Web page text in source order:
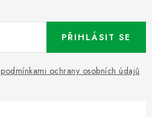
podmínkami ochrany osobních údajů
PŘIHLÁSIT SE